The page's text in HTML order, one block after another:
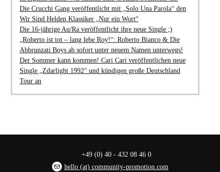
Die Crucchi Gang veröffentlicht mit „Solo Una Parola“ den
Wir Sind Helden Klassiker „Nur ein Wort“
Die 16-jährige Au/Ra veröffentlicht ihre neue Single ;)
„Roberto ist tot – lang lebe Roy!“: Roberto Bianco & Die
Abbrunzati Boys ab sofort unter neuem Namen unterwegs!
Der Sommer kann kommen! Cari Cari veröffentlichen neue
Single „Zdarlight 1992“ und kündigen große Deutschland
Tour an
+49 (0) 40 - 432 08 46 0
hello (at) community-promotion.com